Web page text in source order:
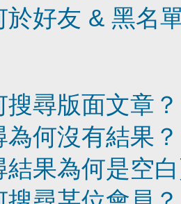
於好友 & 黑名
尋版面文章？
何沒有結果？
結果為何是空